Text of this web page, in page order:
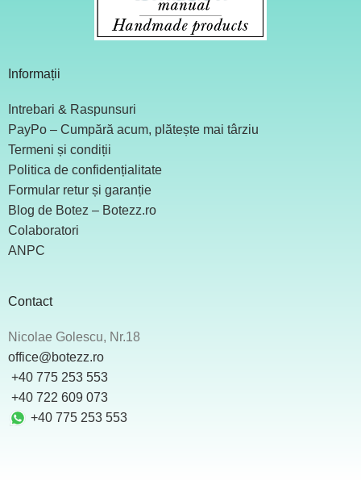
Informații
Intrebari & Raspunsuri
PayPo – Cumpără acum, plătește mai târziu
Termeni și condiții
Politica de confidențialitate
Formular retur și garanție
Blog de Botez – Botezz.ro
Colaboratori
ANPC
Contact
Nicolae Golescu, Nr.18
office@botezz.ro
+40 775 253 553
‪ +40 722 609 073
+40 775 253 553